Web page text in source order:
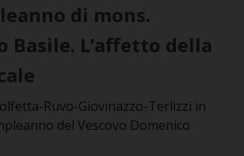
di mons.
Basile. L’affetto della
Ruvo-Giovinazzo-Terlizzi in
del Vescovo Domenico